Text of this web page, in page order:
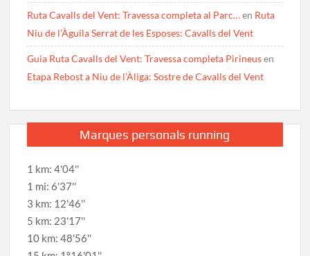
Ruta Cavalls del Vent: Travessa completa al Parc…en Ruta
Niu de l’Àguila Serrat de les Esposes: Cavalls del Vent
Guia Ruta Cavalls del Vent: Travessa completa Pirineusen
Etapa Rebost a Niu de l’Àliga: Sostre de Cavalls del Vent
Marques personals running
1 km: 4'04''
1 mi: 6'37''
3 km: 12'46''
5 km: 23'17''
10 km: 48'56''